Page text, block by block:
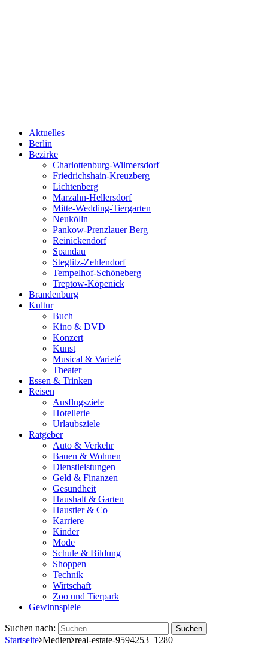
Aktuelles
Berlin
Bezirke
Charlottenburg-Wilmersdorf
Friedrichshain-Kreuzberg
Lichtenberg
Marzahn-Hellersdorf
Mitte-Wedding-Tiergarten
Neukölln
Pankow-Prenzlauer Berg
Reinickendorf
Spandau
Steglitz-Zehlendorf
Tempelhof-Schöneberg
Treptow-Köpenick
Brandenburg
Kultur
Buch
Kino & DVD
Konzert
Kunst
Musical & Varieté
Theater
Essen & Trinken
Reisen
Ausflugsziele
Hotellerie
Urlaubsziele
Ratgeber
Auto & Verkehr
Bauen & Wohnen
Dienstleistungen
Geld & Finanzen
Gesundheit
Haushalt & Garten
Haustier & Co
Karriere
Kinder
Mode
Schule & Bildung
Shoppen
Technik
Wirtschaft
Zoo und Tierpark
Gewinnspiele
Suchen nach:
Startseite Medien real-estate-9594253_1280